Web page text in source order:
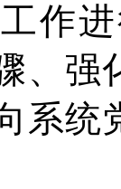
作
、强
系统